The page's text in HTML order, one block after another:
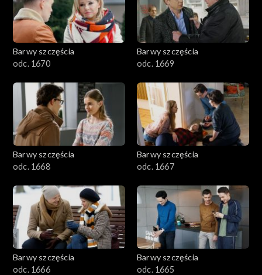
Barwy szczęścia
odc. 1670
Barwy szczęścia
odc. 1669
Barwy szczęścia
odc. 1668
Barwy szczęścia
odc. 1667
Barwy szczęścia
odc. 1666
Barwy szczęścia
odc. 1665